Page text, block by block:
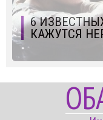
6
КАЖУТСЯ